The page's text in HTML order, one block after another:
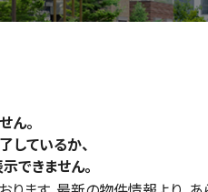
ん。
しているか、
できません。